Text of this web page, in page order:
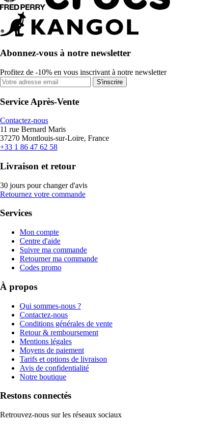
Abonnez-vous à notre newsletter
Profitez de -10% en vous inscrivant à notre newsletter
S'inscrire
Service Après-Vente
Contactez-nous
11 rue Bernard Maris
37270 Montlouis-sur-Loire, France
+33 1 86 47 62 58
Livraison et retour
30 jours pour changer d'avis
Retournez votre commande
Services
Mon compte
Centre d'aide
Suivre ma commande
Retourner ma commande
Codes promo
À propos
Qui sommes-nous ?
Contactez-nous
Conditions générales de vente
Retour & remboursement
Mentions légales
Moyens de paiement
Tarifs et options de livraison
Avis de confidentialité
Notre boutique
Restons connectés
Retrouvez-nous sur les réseaux sociaux